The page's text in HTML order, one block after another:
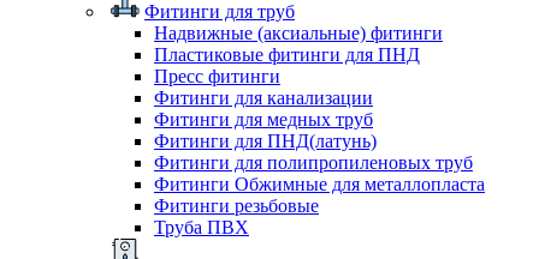
Фитинги для труб
Надвижные (аксиальные) фитинги
Пластиковые фитинги для ПНД
Пресс фитинги
Фитинги для канализации
Фитинги для медных труб
Фитинги для ПНД(латунь)
Фитинги для полипропиленовых труб
Фитинги Обжимные для металлопласта
Фитинги резьбовые
Труба ПВХ